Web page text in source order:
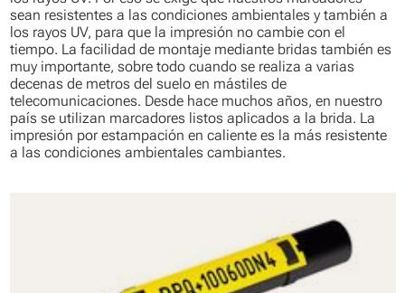
sean resistentes a las condiciones ambientales y también a
los rayos UV, para que la impresión no cambie con el
tiempo. La facilidad de montaje mediante bridas también es
muy importante, sobre todo cuando se realiza a varias
decenas de metros del suelo en mástiles de
telecomunicaciones. Desde hace muchos años, en nuestro
país se utilizan marcadores listos aplicados a la brida. La
impresión por estampación en caliente es la más resistente
a las condiciones ambientales cambiantes.